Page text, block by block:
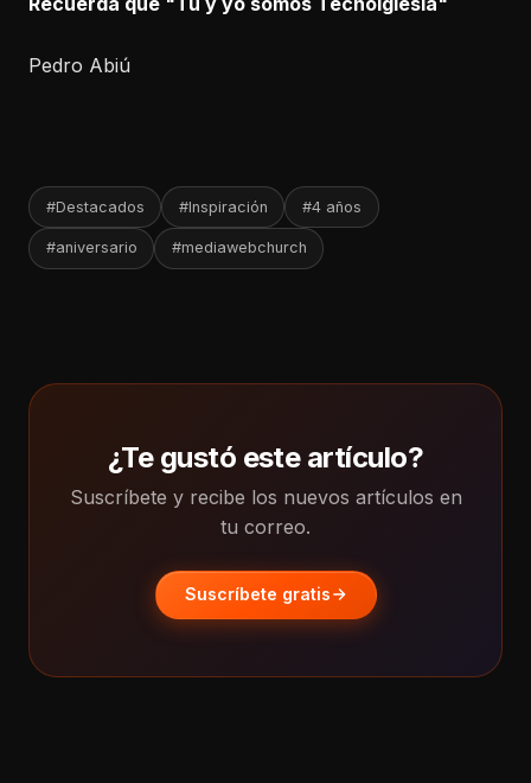
Pedro Abiú
#Destacados #Inspiración #4 años
#aniversario #mediawebchurch
¿Te gustó este artículo?
Suscríbete y recibe los nuevos artículos en
tu correo.
Suscríbete gratis